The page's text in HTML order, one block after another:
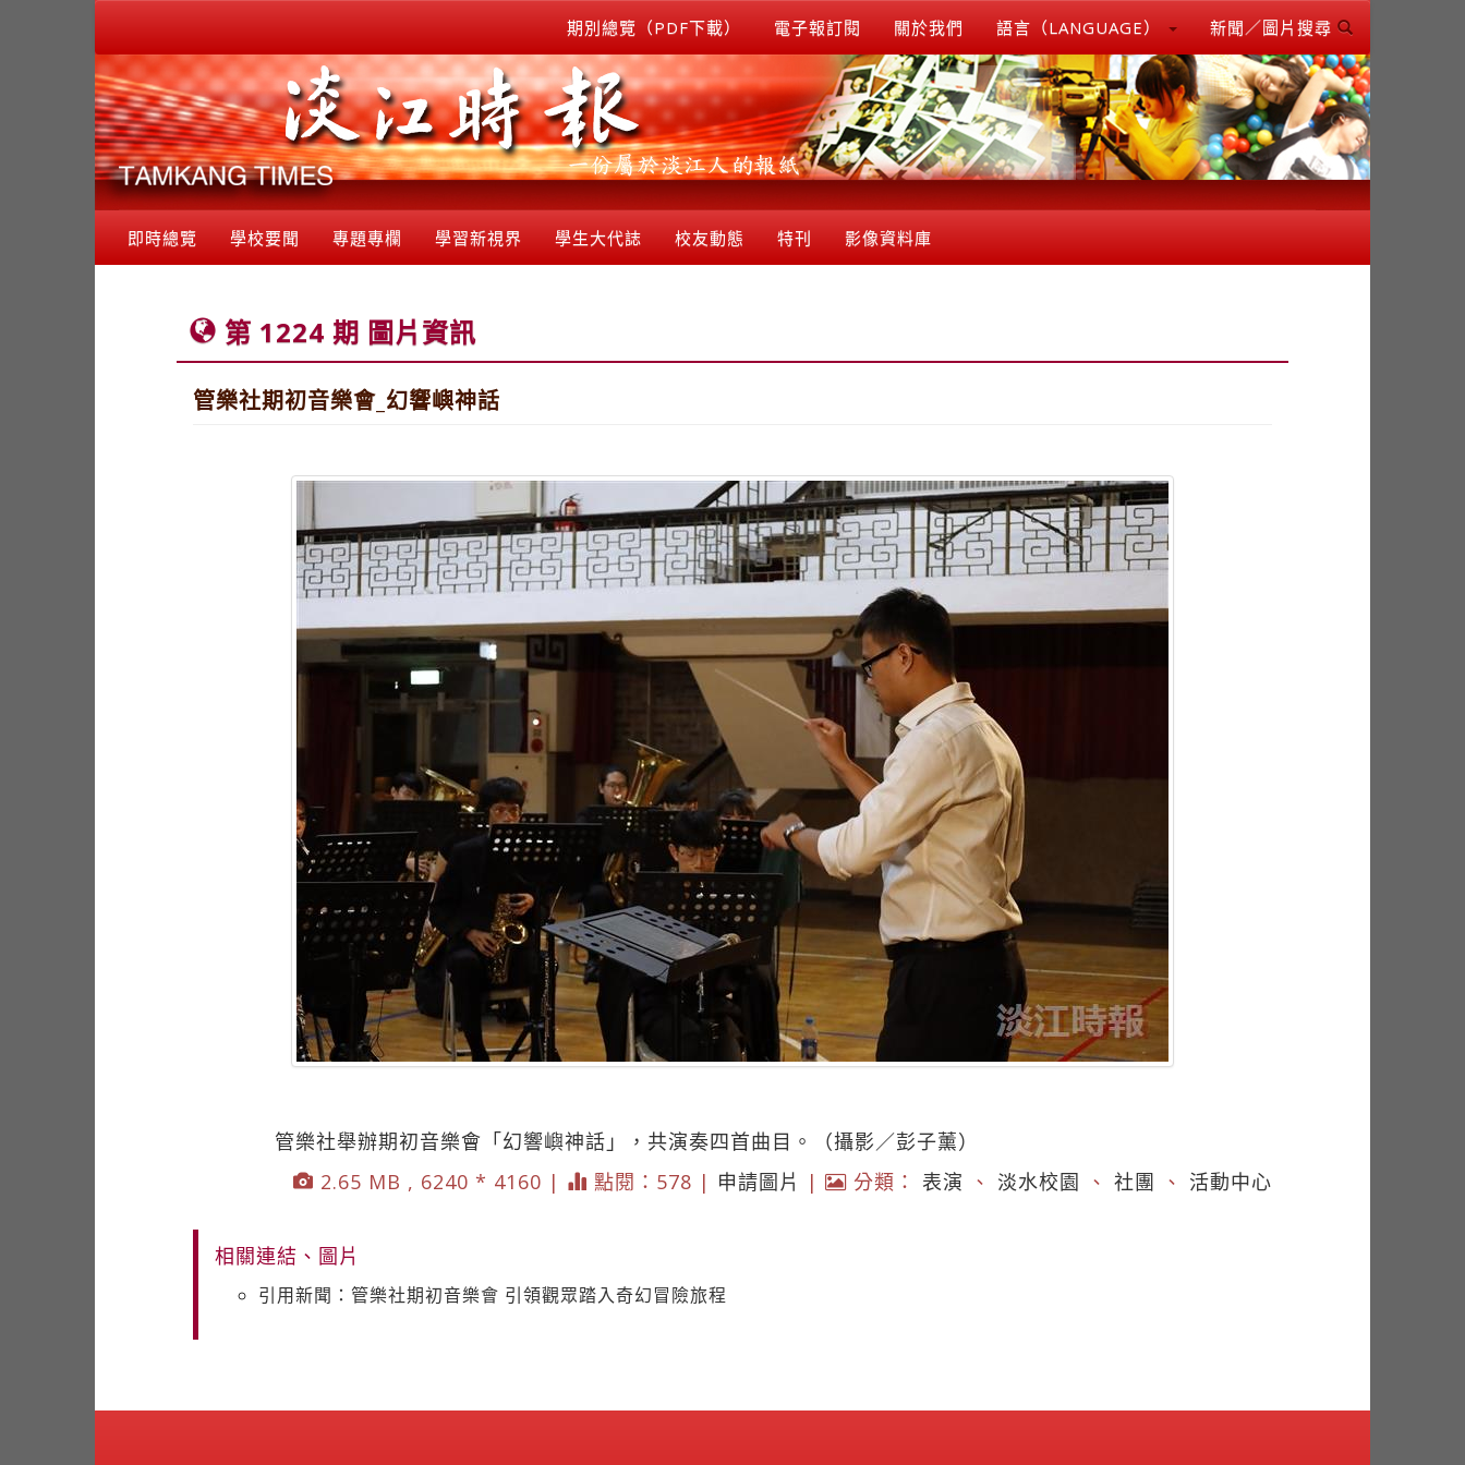
期別總覽（PDF下載） 電子報訂閱 關於我們 語言（LANGUAGE） 新聞／圖片搜尋
即時總覽 學校要聞 專題專欄 學習新視界 學生大代誌 校友動態 特刊 影像資料庫
第 1224 期 圖片資訊
管樂社期初音樂會_幻響嶼神話
管樂社舉辦期初音樂會「幻響嶼神話」，共演奏四首曲目。（攝影／彭子薰）
2.65 MB , 6240 * 4160 |
點閱：578 | 申請圖片 | 分類： 表演 、 淡水校園 、 社團 、 活動中心
相關連結、圖片
引用新聞：管樂社期初音樂會 引領觀眾踏入奇幻冒險旅程